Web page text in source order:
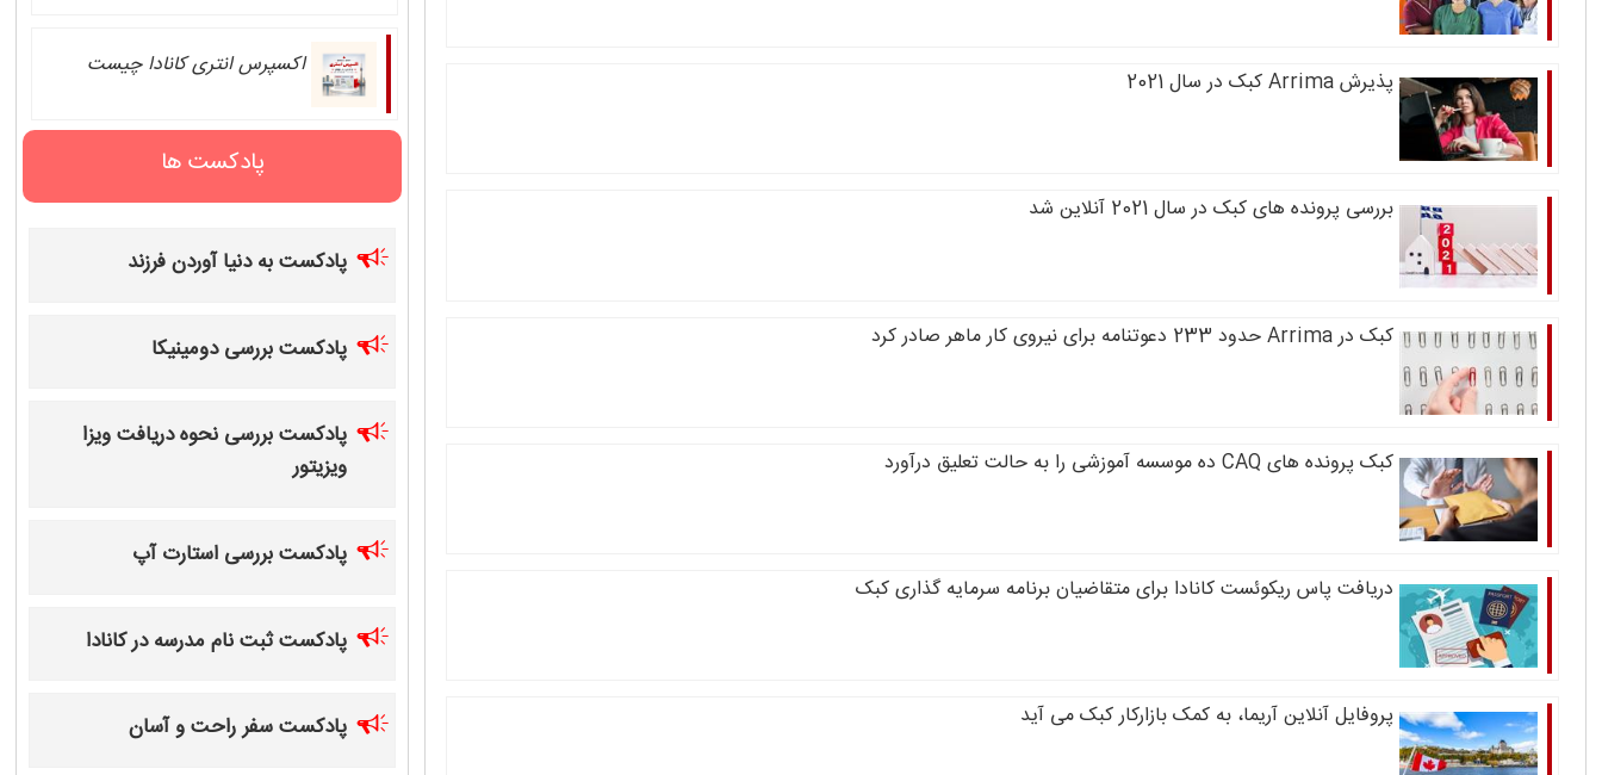
پذیرش Arrima کبک در سال 2021
بررسی پرونده های کبک در سال 2021 آنلاین شد
کبک در Arrima حدود 233 دعوتنامه برای نیروی کار ماهر صادر کرد
کبک پرونده های CAQ ده موسسه آموزشی را به حالت تعلیق درآورد
دریافت پاس ریکوئست کانادا برای متقاضیان برنامه سرمایه گذاری کبک
پروفایل آنلاین آریما، به کمک بازارکار کبک می آید
اکسپرس انتری کانادا چیست
پادکست ها
پادکست به دنیا آوردن فرزند
پادکست بررسی دومینیکا
پادکست بررسی نحوه دریافت ویزا
ویزیتور
پادکست بررسی استارت آپ
پادکست ثبت نام مدرسه در کانادا
پادکست سفر راحت و آسان